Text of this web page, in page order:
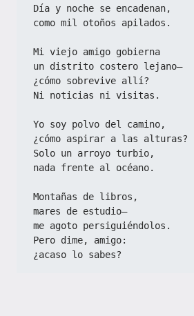
Día y noche se encadenan,
como mil otoños apilados.
Mi viejo amigo gobierna
un distrito costero lejano—
¿cómo sobrevive allí?
Ni noticias ni visitas.
Yo soy polvo del camino,
¿cómo aspirar a las alturas?
Solo un arroyo turbio,
nada frente al océano.
Montañas de libros,
mares de estudio—
me agoto persiguiéndolos.
Pero dime, amigo:
¿acaso lo sabes?